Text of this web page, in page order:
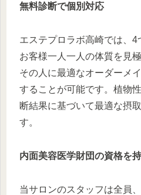
無料診断で個別対応
エステプロラボ高崎では、4
お客様一人一人の体質を見
その人に最適なオーダーメ
することが可能です。植物
断結果に基づいて最適な摂
す。
内面美容医学財団の資格を
当サロンのスタッフは全員